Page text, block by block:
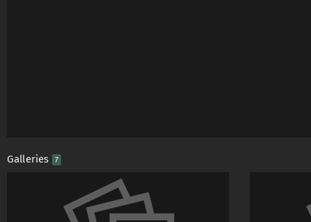
Galleries 7